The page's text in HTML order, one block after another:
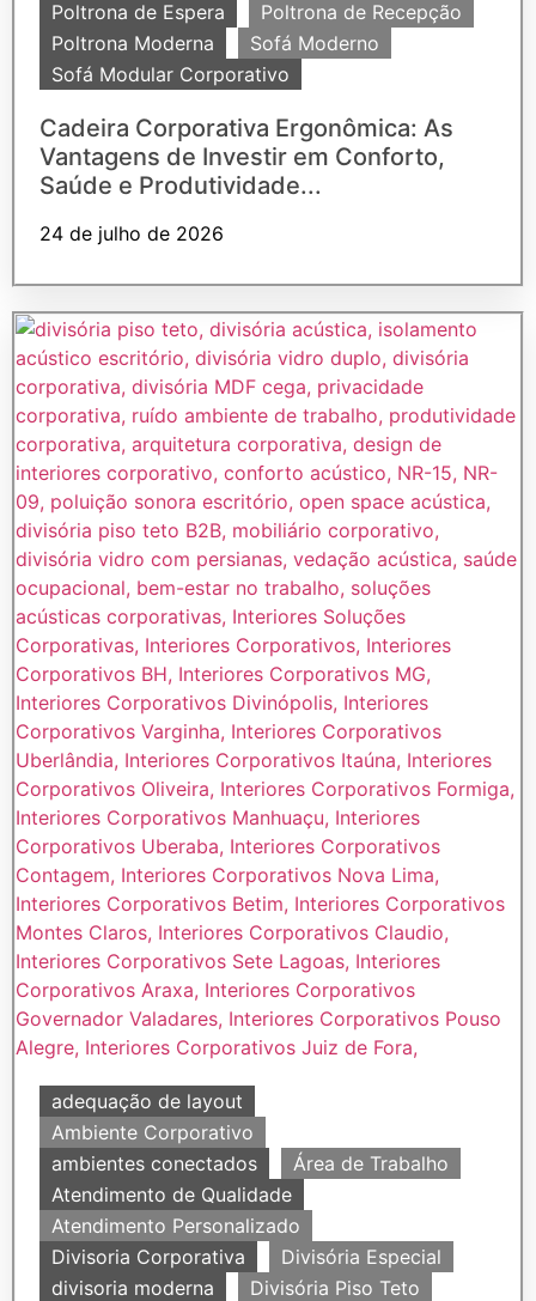
Poltrona de Espera
Poltrona de Recepção
Poltrona Moderna
Sofá Moderno
Sofá Modular Corporativo
Cadeira Corporativa Ergonômica: As
Vantagens de Investir em Conforto,
Saúde e Produtividade...
24 de julho de 2026
adequação de layout
Ambiente Corporativo
ambientes conectados
Área de Trabalho
Atendimento de Qualidade
Atendimento Personalizado
Divisoria Corporativa
Divisória Especial
divisoria moderna
Divisória Piso Teto